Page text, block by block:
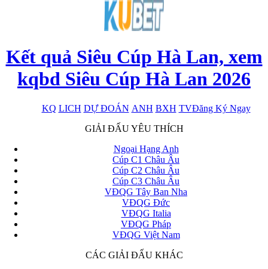
Kết quả Siêu Cúp Hà Lan, xem
kqbd Siêu Cúp Hà Lan 2026
KQ LICH DỰ ĐOÁN ANH BXH TVĐăng Ký Ngay
x
GIẢI ĐẤU YÊU THÍCH
Ngoại Hạng Anh
Cúp C1 Châu Âu
Cúp C2 Châu Âu
Cúp C3 Châu Âu
VĐQG Tây Ban Nha
VĐQG Đức
VĐQG Italia
VĐQG Pháp
VĐQG Việt Nam
CÁC GIẢI ĐẤU KHÁC